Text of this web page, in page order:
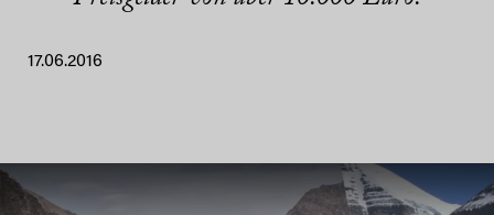
17.06.2016